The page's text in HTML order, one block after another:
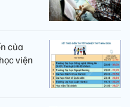
của
viện